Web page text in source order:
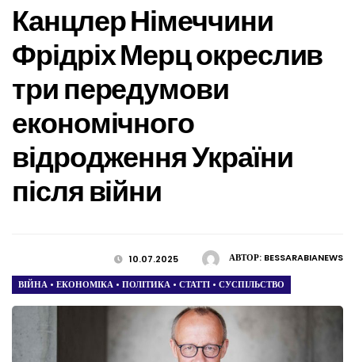
Канцлер Німеччини
Фрідріх Мерц окреслив
три передумови
економічного
відродження України
після війни
АВТОР: BESSARABIANEWS
10.07.2025
ВІЙНА • ЕКОНОМІКА • ПОЛІТИКА • СТАТТІ • СУСПІЛЬСТВО